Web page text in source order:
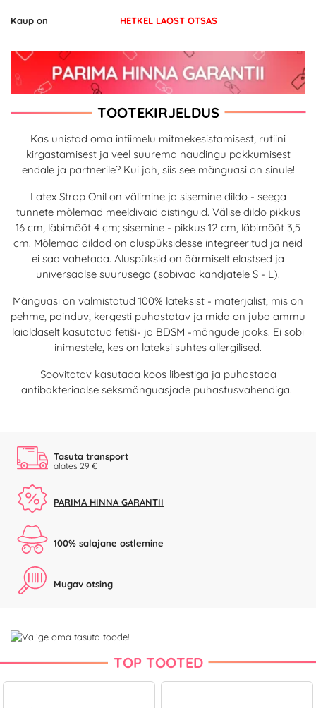
Kaup on HETKEL LAOST OTSAS
TOOTEKIRJELDUS
Kas unistad oma intiimelu mitmekesistamisest, rutiini
kirgastamisest ja veel suurema naudingu pakkumisest
endale ja partnerile? Kui jah, siis see mänguasi on sinule!
Latex Strap Onil on välimine ja sisemine dildo - seega
tunnete mõlemad meeldivaid aistinguid. Välise dildo pikkus
16 cm, läbimõõt 4 cm; sisemine - pikkus 12 cm, läbimõõt 3,5
cm. Mõlemad dildod on aluspüksidesse integreeritud ja neid
ei saa vahetada. Aluspüksid on äärmiselt elastsed ja
universaalse suurusega (sobivad kandjatele S - L).
Mänguasi on valmistatud 100% lateksist - materjalist, mis on
pehme, painduv, kergesti puhastatav ja mida on juba ammu
laialdaselt kasutatud fetiši- ja BDSM -mängude jaoks. Ei sobi
inimestele, kes on lateksi suhtes allergilised.
Soovitatav kasutada koos libestiga ja puhastada
antibakteriaalse seksmänguasjade puhastusvahendiga.
Tasuta transport
alates 29 €
PARIMA HINNA GARANTII
100% salajane ostlemine
Mugav otsing
TOP TOOTED